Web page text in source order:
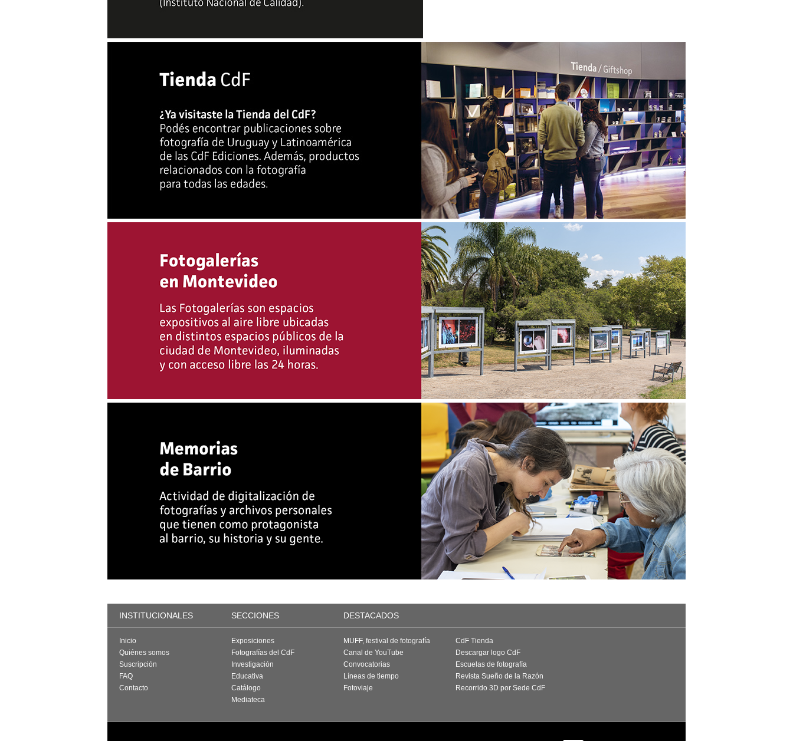
INSTITUCIONALES SECCIONES DESTACADOS
Inicio
Quiénes somos
Suscripción
FAQ
Contacto
Exposiciones
Fotografías del CdF
Investigación
Educativa
Catálogo
Mediateca
MUFF, festival de fotografía
Canal de YouTube
Convocatorias
Líneas de tiempo
Fotoviaje
CdF Tienda
Descargar logo CdF
Escuelas de fotografía
Revista Sueño de la Razón
Recorrido 3D por Sede CdF